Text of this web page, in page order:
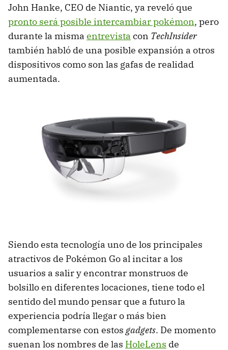
John Hanke, CEO de Niantic, ya reveló que
pronto será posible intercambiar pokémon, pero
durante la misma entrevista con TechInsider
también habló de una posible expansión a otros
dispositivos como son las gafas de realidad
aumentada.
Siendo esta tecnología uno de los principales
atractivos de Pokémon Go al incitar a los
usuarios a salir y encontrar monstruos de
bolsillo en diferentes locaciones, tiene todo el
sentido del mundo pensar que a futuro la
experiencia podría llegar o más bien
complementarse con estos gadgets. De momento
suenan los nombres de las HoleLens de